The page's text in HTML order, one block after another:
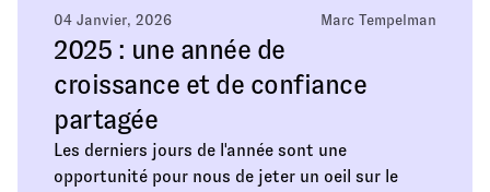
04 Janvier, 2026 Marc Tempelman
2025 : une année de
croissance et de confiance
partagée
Les derniers jours de l'année sont une
opportunité pour nous de jeter un oeil sur le